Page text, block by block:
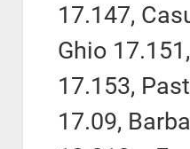
17.147,
Ghio
17.153,
17.09,